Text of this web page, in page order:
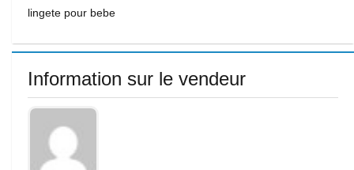
lingete pour bebe
Information sur le vendeur